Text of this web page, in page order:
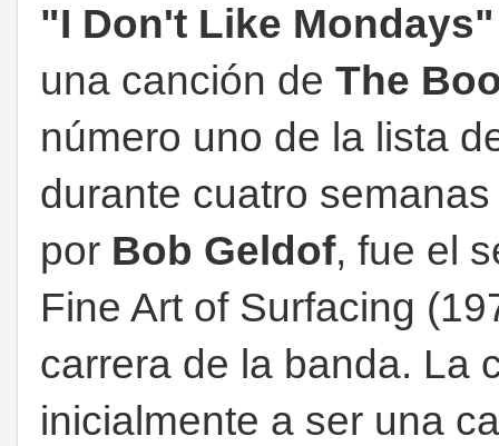
"I Don't Like
una canción de The
número uno de la lista
durante cuatro
por Bob Geldof, fue el
Fine Art of Surfacing
carrera de la banda. La
inicialmente a ser una